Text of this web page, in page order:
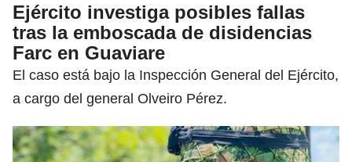
Ejército investiga posibles fallas
tras la emboscada de disidencias
Farc en Guaviare
El caso está bajo la Inspección General del Ejército,
a cargo del general Olveiro Pérez.